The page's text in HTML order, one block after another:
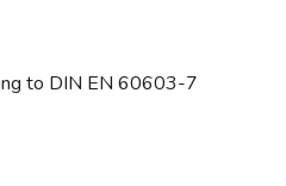
to DIN EN 60603-7